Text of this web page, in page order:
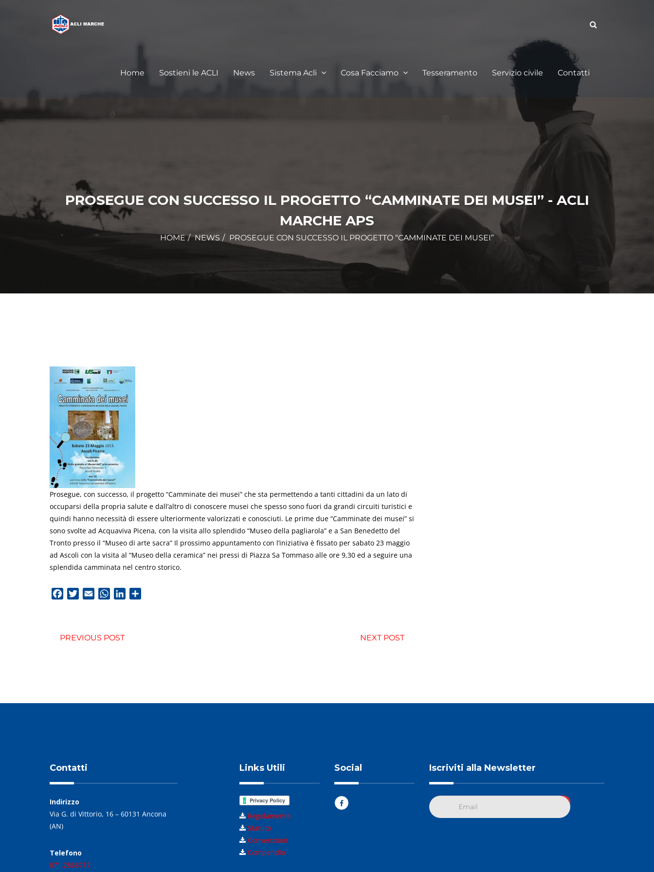
Home Sostieni le ACLI News Sistema Acli Cosa Facciamo Tesseramento Servizio civile Contatti
PROSEGUE CON SUCCESSO IL PROGETTO “CAMMINATE DEI MUSEI” - ACLI
MARCHE APS
HOME NEWS PROSEGUE CON SUCCESSO IL PROGETTO “CAMMINATE DEI MUSEI”
Prosegue, con successo, il progetto “Camminate dei musei” che sta permettendo a tanti cittadini da un lato di
occuparsi della propria salute e dall’altro di conoscere musei che spesso sono fuori da grandi circuiti turistici e
quindi hanno necessità di essere ulteriormente valorizzati e conosciuti. Le prime due “Camminate dei musei” si
sono svolte ad Acquaviva Picena, con la visita allo splendido “Museo della pagliarola” e a San Benedetto del
Tronto presso il “Museo di arte sacra” Il prossimo appuntamento con l’iniziativa è fissato per sabato 23 maggio
ad Ascoli con la visita al “Museo della ceramica” nei pressi di Piazza Sa Tommaso alle ore 9,30 ed a seguire una
splendida camminata nel centro storico.
FacebookTwitterEmail WhatsApp
LinkedIn
PREVIOUS POST NEXT POST
Contatti
Indirizzo
Via G. di Vittorio, 16 – 60131 Ancona
(AN)
Telefono
071.2868717
Links Utili
Regolamento
Statuto
Convenzioni
Compendio
Social Iscriviti alla Newsletter